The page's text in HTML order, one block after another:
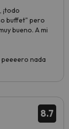
¡todo
buffet" pero
bueno. A mi
peeeero nada
8.7